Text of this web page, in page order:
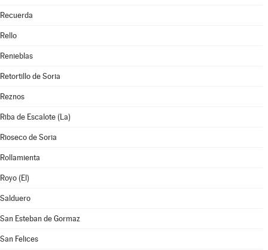
Recuerda
Rello
Renieblas
Retortillo de Soria
Reznos
Riba de Escalote (La)
Rioseco de Soria
Rollamienta
Royo (El)
Salduero
San Esteban de Gormaz
San Felices